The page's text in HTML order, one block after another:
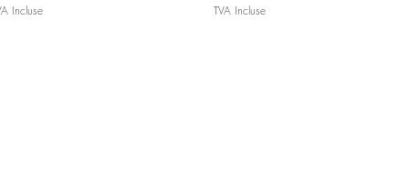
Incluse TVA Incluse